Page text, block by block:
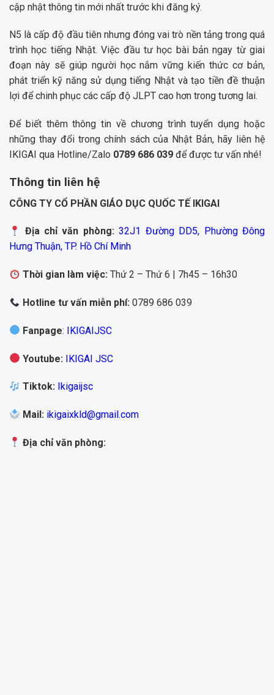
cập nhật thông tin mới nhất trước khi đăng ký.
N5 là cấp độ đầu tiên nhưng đóng vai trò nền tảng trong quá
trình học tiếng Nhật. Việc đầu tư học bài bản ngay từ giai
đoạn này sẽ giúp người học nắm vững kiến thức cơ bản,
phát triển kỹ năng sử dụng tiếng Nhật và tạo tiền đề thuận
lợi để chinh phục các cấp độ JLPT cao hơn trong tương lai.
Để biết thêm thông tin về chương trình tuyển dụng hoặc
những thay đổi trong chính sách của Nhật Bản, hãy liên hệ
IKIGAI qua Hotline/Zalo 0789 686 039 để được tư vấn nhé!
Thông tin liên hệ
CÔNG TY CỔ PHẦN GIÁO DỤC QUỐC TẾ IKIGAI
Địa chỉ văn phòng:32J1 Đường DD5, Phường Đông
Hưng Thuận, TP. Hồ Chí Minh
Thời gian làm việc:Thứ 2 – Thứ 6 | 7h45 – 16h30
Hotline tư vấn miễn phí:0789 686 039
Fanpage: IKIGAIJSC
Youtube: IKIGAI JSC
Tiktok: Ikigaijsc
Mail: ikigaixkld@gmail.com
Địa chỉ văn phòng: